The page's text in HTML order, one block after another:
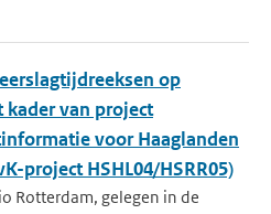
op
kader van project
voor Haaglanden
project HSHL04/HSRR05)
Rotterdam, gelegen in de